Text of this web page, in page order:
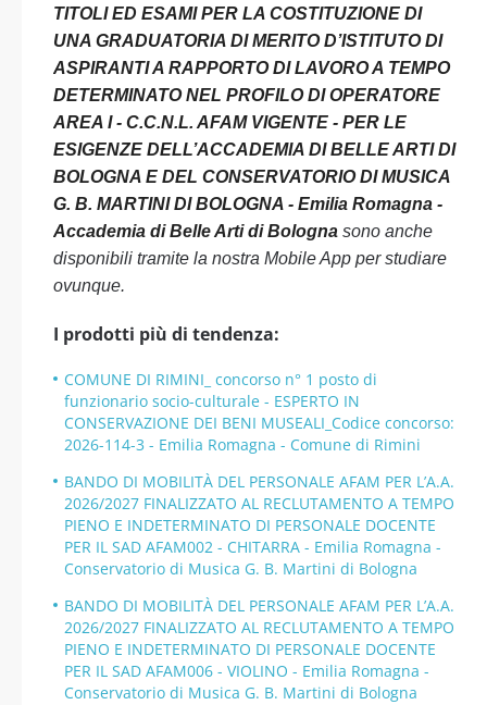
TITOLI ED ESAMI PER LA COSTITUZIONE DI
UNA GRADUATORIA DI MERITO D’ISTITUTO DI
ASPIRANTI A RAPPORTO DI LAVORO A TEMPO
DETERMINATO NEL PROFILO DI OPERATORE
AREA I - C.C.N.L. AFAM VIGENTE - PER LE
ESIGENZE DELL’ACCADEMIA DI BELLE ARTI DI
BOLOGNA E DEL CONSERVATORIO DI MUSICA
G. B. MARTINI DI BOLOGNA - Emilia Romagna -
Accademia di Belle Arti di Bologna sono anche
disponibili tramite la nostra Mobile App per studiare
ovunque.
I prodotti più di tendenza:
COMUNE DI RIMINI_ concorso n° 1 posto di
funzionario socio-culturale - ESPERTO IN
CONSERVAZIONE DEI BENI MUSEALI_Codice concorso:
2026-114-3 - Emilia Romagna - Comune di Rimini
BANDO DI MOBILITÀ DEL PERSONALE AFAM PER L’A.A.
2026/2027 FINALIZZATO AL RECLUTAMENTO A TEMPO
PIENO E INDETERMINATO DI PERSONALE DOCENTE
PER IL SAD AFAM002 - CHITARRA - Emilia Romagna -
Conservatorio di Musica G. B. Martini di Bologna
BANDO DI MOBILITÀ DEL PERSONALE AFAM PER L’A.A.
2026/2027 FINALIZZATO AL RECLUTAMENTO A TEMPO
PIENO E INDETERMINATO DI PERSONALE DOCENTE
PER IL SAD AFAM006 - VIOLINO - Emilia Romagna -
Conservatorio di Musica G. B. Martini di Bologna